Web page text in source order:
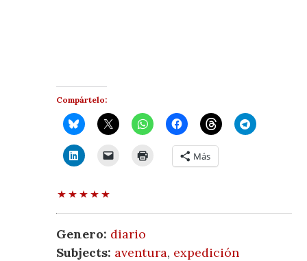
Compártelo:
Más
Genero: diario
Subjects: aventura, expedición